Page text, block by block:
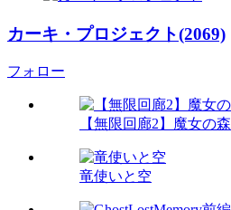
カーキ・プロジェクト(2069)
フォロー
【無限回廊2】魔女の森
竜使いと空